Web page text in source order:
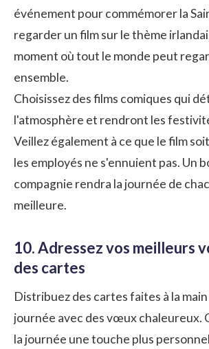
événement pour commémorer la
regarder un film sur le thème
moment où tout le monde peut
ensemble.
Choisissez des films comiques qui
l'atmosphère et rendront les
Veillez également à ce que le film
les employés ne s'ennuient pas. Un
compagnie rendra la journée de
meilleure.
10. Adressez vos meilleurs
des cartes
Distribuez des cartes faites à la main
journée avec des vœux chaleureux.
la journée une touche plus